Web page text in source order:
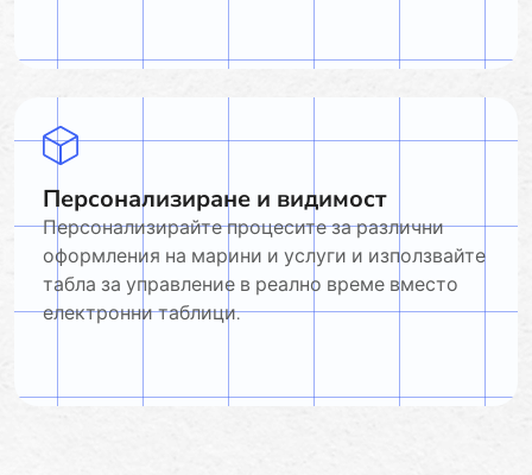
Персонализиране и видимост
Персонализирайте процесите за различни
оформления на марини и услуги и използвайте
табла за управление в реално време вместо
електронни таблици.